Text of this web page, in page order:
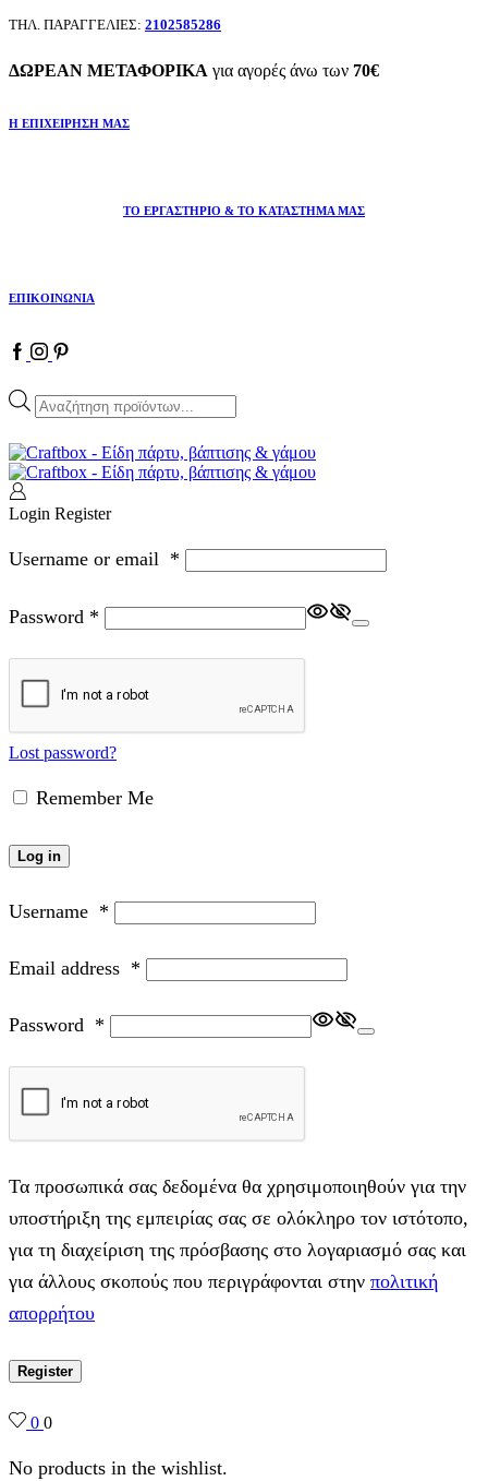
ΤΗΛ. ΠΑΡΑΓΓΕΛΙΕΣ: 2102585286
ΔΩΡΕΑΝ ΜΕΤΑΦΟΡΙΚΑ για αγορές άνω των 70€
Η ΕΠΙΧΕΙΡΗΣΗ ΜΑΣ
ΤΟ ΕΡΓΑΣΤΗΡΙΟ & ΤΟ ΚΑΤΑΣΤΗΜΑ ΜΑΣ
ΕΠΙΚΟΙΝΩΝΙΑ
Products
search
Login Register
Username or email *
Password *
Lost password?
Remember Me
Log in
Username *
Email address *
Password *
Τα προσωπικά σας δεδομένα θα χρησιμοποιηθούν για την
υποστήριξη της εμπειρίας σας σε ολόκληρο τον ιστότοπο,
για τη διαχείριση της πρόσβασης στο λογαριασμό σας και
για άλλους σκοπούς που περιγράφονται στην πολιτική
απορρήτου
Register
0 0
No products in the wishlist.